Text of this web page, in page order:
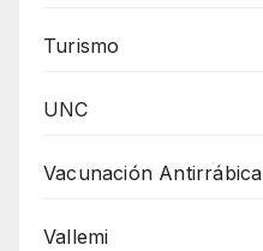
Turismo
UNC
Vacunación Antirrábica
Vallemi